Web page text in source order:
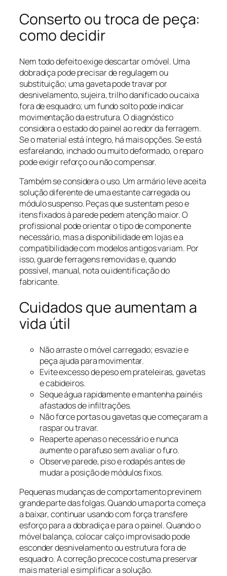
Conserto ou troca de peça:
como decidir
Nem todo defeito exige descartar o móvel. Uma
dobradiça pode precisar de regulagem ou
substituição; uma gaveta pode travar por
desnivelamento, sujeira, trilho danificado ou caixa
fora de esquadro; um fundo solto pode indicar
movimentação da estrutura. O diagnóstico
considera o estado do painel ao redor da ferragem.
Se o material está íntegro, há mais opções. Se está
esfarelando, inchado ou muito deformado, o reparo
pode exigir reforço ou não compensar.
Também se considera o uso. Um armário leve aceita
solução diferente de uma estante carregada ou
módulo suspenso. Peças que sustentam peso e
itens fixados à parede pedem atenção maior. O
profissional pode orientar o tipo de componente
necessário, mas a disponibilidade em lojas e a
compatibilidade com modelos antigos variam. Por
isso, guarde ferragens removidas e, quando
possível, manual, nota ou identificação do
fabricante.
Cuidados que aumentam a
vida útil
Não arraste o móvel carregado; esvazie e
peça ajuda para movimentar.
Evite excesso de peso em prateleiras, gavetas
e cabideiros.
Seque água rapidamente e mantenha painéis
afastados de infiltrações.
Não force portas ou gavetas que começaram a
raspar ou travar.
Reaperte apenas o necessário e nunca
aumente o parafuso sem avaliar o furo.
Observe parede, piso e rodapés antes de
mudar a posição de módulos fixos.
Pequenas mudanças de comportamento previnem
grande parte das folgas. Quando uma porta começa
a baixar, continuar usando com força transfere
esforço para a dobradiça e para o painel. Quando o
móvel balança, colocar calço improvisado pode
esconder desnivelamento ou estrutura fora de
esquadro. A correção precoce costuma preservar
mais material e simplificar a solução.